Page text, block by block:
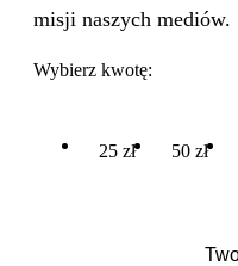
misji naszych mediów.
Wybierz kwotę:
25 zł 50 zł